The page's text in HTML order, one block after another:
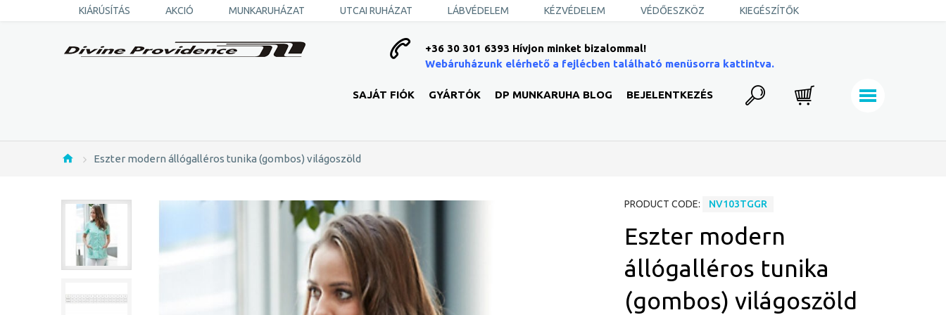
+36 30 301 6393 Hívjon minket bizalommal!
Webáruházunk elérhető a fejlécben található menüsorra kattintva.
SAJÁT FIÓK GYÁRTÓK DP MUNKARUHA BLOG BEJELENTKEZÉS
KIÁRÚSÍTÁS AKCIÓ MUNKARUHÁZAT UTCAI RUHÁZAT LÁBVÉDELEM KÉZVÉDELEM VÉDŐESZKÖZ KIEGÉSZÍTŐK
Eszter modern állógalléros tunika (gombos) világoszöld
PRODUCT CODE: NV103TGGR
Eszter modern
állógalléros tunika
(gombos) világoszöld